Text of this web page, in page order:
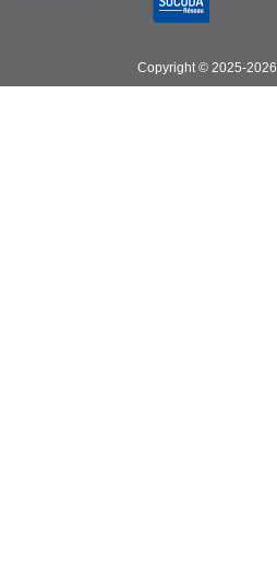
Copyright © 2025-2026